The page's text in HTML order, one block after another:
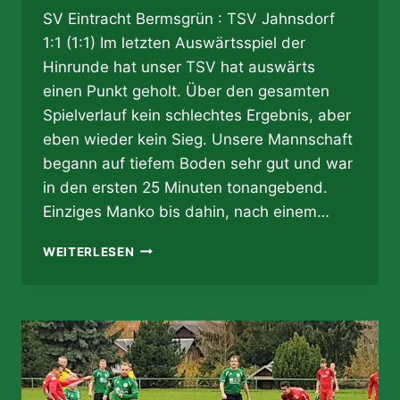
SV Eintracht Bermsgrün : TSV Jahnsdorf
1:1 (1:1) Im letzten Auswärtsspiel der
Hinrunde hat unser TSV hat auswärts
einen Punkt geholt. Über den gesamten
Spielverlauf kein schlechtes Ergebnis, aber
eben wieder kein Sieg. Unsere Mannschaft
begann auf tiefem Boden sehr gut und war
in den ersten 25 Minuten tonangebend.
Einziges Manko bis dahin, nach einem…
WEITERLESEN12.11.2017
UNENTSCHIEDEN
ZUM
SONNTAG